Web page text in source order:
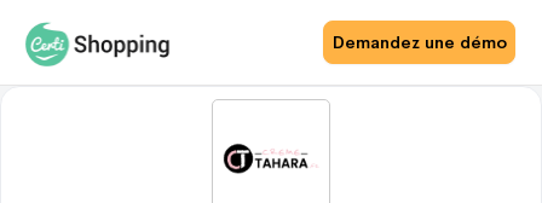
Demandez une démo